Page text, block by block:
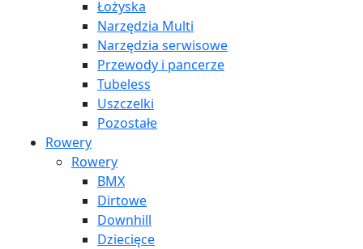
Łożyska
Narzędzia Multi
Narzędzia serwisowe
Przewody i pancerze
Tubeless
Uszczelki
Pozostałe
Rowery
Rowery
BMX
Dirtowe
Downhill
Dziecięce